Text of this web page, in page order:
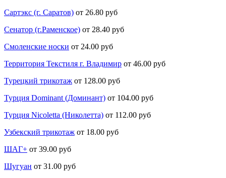
Сартэкс (г. Саратов) от 26.80 руб
Сенатор (г.Раменское) от 28.40 руб
Смоленские носки от 24.00 руб
Территория Текстиля г. Владимир от 46.00 руб
Турецкий трикотаж от 128.00 руб
Турция Dominant (Доминант) от 104.00 руб
Турция Nicoletta (Николетта) от 112.00 руб
Узбекский трикотаж от 18.00 руб
ШАГ+ от 39.00 руб
Шугуан от 31.00 руб